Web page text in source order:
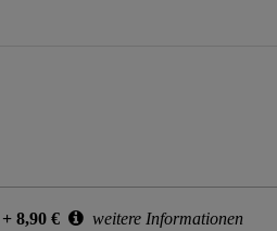
+ 8,90 € weitere Informationen